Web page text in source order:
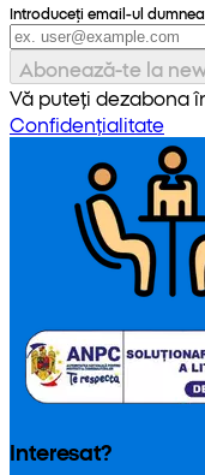
Introduceți email-ul
Abonează-te la
Vă puteți dezabona
Confidențialitate
Interesat?